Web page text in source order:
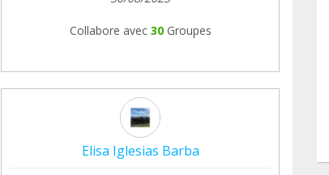
Collabore avec 30 Groupes
Elisa Iglesias Barba